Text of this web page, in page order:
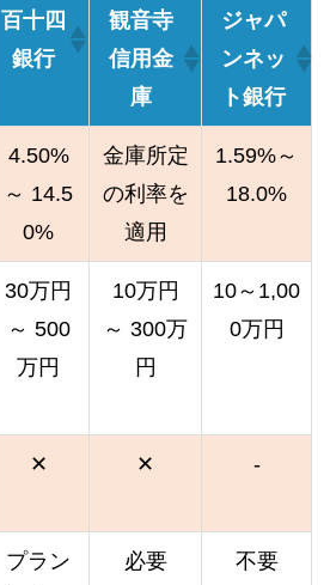
百十四
銀行
観音寺
信用金
庫
ジャパ
ンネッ
ト銀行
4.50%
～ 14.5
0%
金庫所定
の利率を
適用
1.59%～
18.0%
30万円
～ 500
万円
10万円
～ 300万
円
10～1,00
0万円
✕ ✕ -
プラン
必要 不要